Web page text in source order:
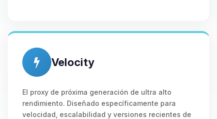
Velocity
El proxy de próxima generación de ultra alto
rendimiento. Diseñado específicamente para
velocidad, escalabilidad y versiones recientes de